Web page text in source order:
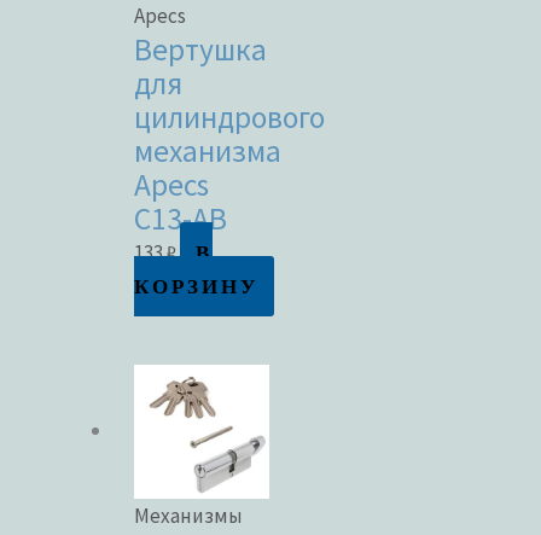
Apecs
Вертушка
для
цилиндрового
механизма
Apecs
C13-AB
133₽
В
КОРЗИНУ
Механизмы